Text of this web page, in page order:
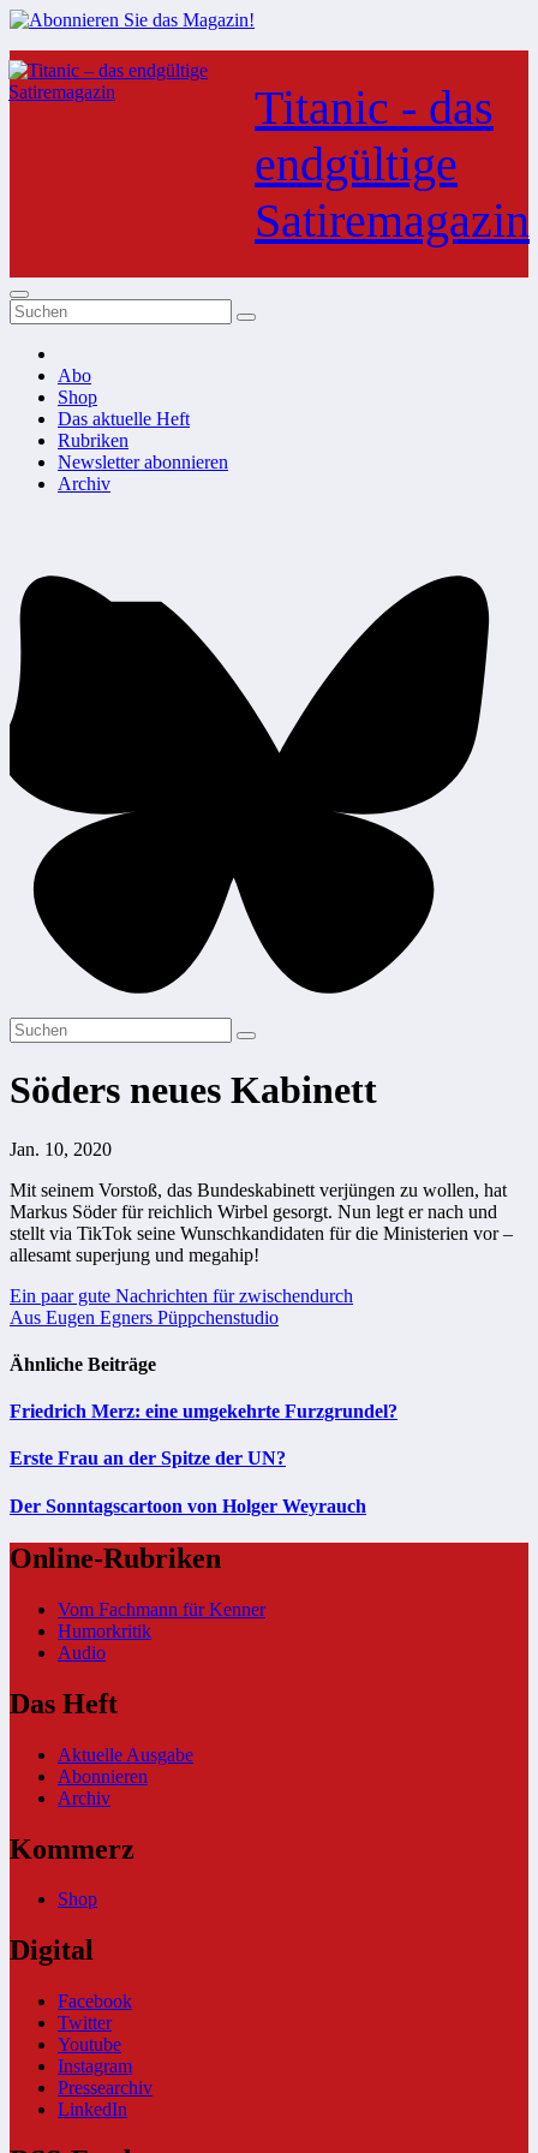
Zum
Inhalt
springen
Titanic - das
endgültige
Satiremagazin
Abo
Shop
Das aktuelle Heft
Rubriken
Newsletter abonnieren
Archiv
Söders neues Kabinett
Jan. 10, 2020
Mit seinem Vorstoß, das Bundeskabinett verjüngen zu wollen, hat
Markus Söder für reichlich Wirbel gesorgt. Nun legt er nach und
stellt via TikTok seine Wunschkandidaten für die Ministerien vor –
allesamt superjung und megahip!
Beitragsnavigation
Ein paar gute Nachrichten für zwischendurch
Aus Eugen Egners Püppchenstudio
Ähnliche Beiträge
Friedrich Merz: eine umgekehrte Furzgrundel?
Erste Frau an der Spitze der UN?
Der Sonntagscartoon von Holger Weyrauch
Online-Rubriken
Vom Fachmann für Kenner
Humorkritik
Audio
Das Heft
Aktuelle Ausgabe
Abonnieren
Archiv
Kommerz
Shop
Digital
Facebook
Twitter
Youtube
Instagram
Pressearchiv
LinkedIn